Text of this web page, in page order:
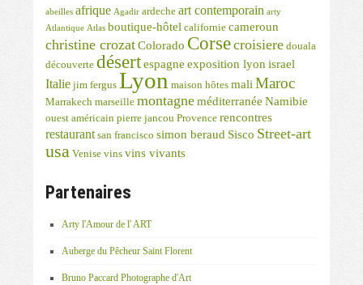
abeilles afrique Agadir ardeche art contemporain arty
Atlantique Atlas boutique-hôtel californie cameroun
christine crozatColorado Corsecroisiere douala
découverte désertespagne exposition lyon israel
Italie jim fergus Lyon maison hôtes mali Maroc
Marrakech marseille montagneméditerranée Namibie
ouest américain pierre jancou Provence rencontres
restaurant san francisco simon beraud Sisco Street-art
usa Venise vins vins vivants
Partenaires
Arty l'Amour de l' ART
Auberge du Pêcheur Saint Florent
Bruno Paccard Photographe d'Art